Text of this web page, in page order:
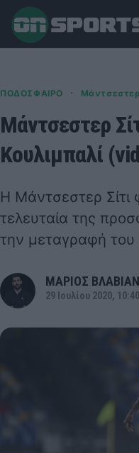
ΠΟΔΟΣΦΑΙΡΟ · Μάντσεστερ
Μάντσεστερ
Κουλιμπαλί
Η Μάντσεστερ Σίτι
τελευταία της
την μεταγραφή του
ΜΑΡΙΟΣ
29 Ιουλίου 2020, 10:40